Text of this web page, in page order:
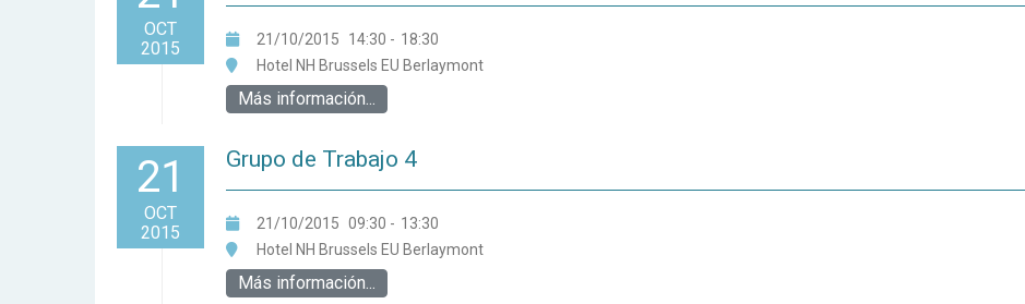
OCT
2015
21/10/2015 14:30 - 18:30
Hotel NH Brussels EU Berlaymont
Más información...
21
OCT
2015
Grupo de Trabajo 4
21/10/2015 09:30 - 13:30
Hotel NH Brussels EU Berlaymont
Más información...